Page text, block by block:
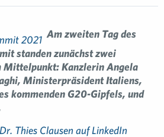
Am zweiten Tag des
standen zunächst zwei
Mittelpunkt: Kanzlerin Angela
Ministerpräsident Italiens,
kommenden G20-Gipfels, und
Dr. Thies Clausen auf LinkedIn